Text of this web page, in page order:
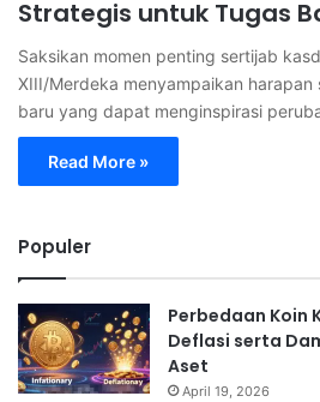
Strategis untuk Tugas
Saksikan momen penting sertijab
XIII/Merdeka menyampaikan
baru yang dapat menginspirasi
Read More »
Populer
Perbedaan Koin
Deflasi serta
Aset
April 19, 2026